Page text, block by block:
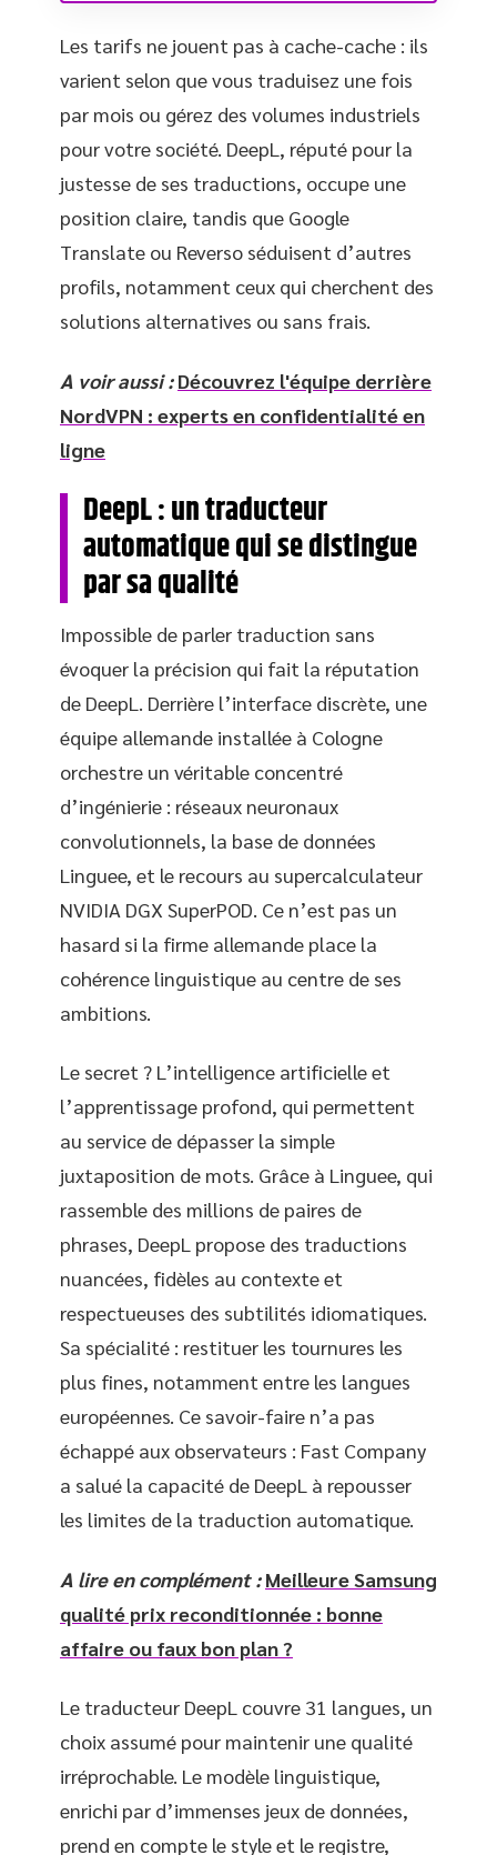
Les tarifs ne jouent pas à cache-cache : ils
varient selon que vous traduisez une fois
par mois ou gérez des volumes industriels
pour votre société. DeepL, réputé pour la
justesse de ses traductions, occupe une
position claire, tandis que Google
Translate ou Reverso séduisent d’autres
profils, notamment ceux qui cherchent des
solutions alternatives ou sans frais.
A voir aussi : Découvrez l'équipe derrière
NordVPN : experts en confidentialité en
ligne
DeepL : un traducteur
automatique qui se distingue
par sa qualité
Impossible de parler traduction sans
évoquer la précision qui fait la réputation
de DeepL. Derrière l’interface discrète, une
équipe allemande installée à Cologne
orchestre un véritable concentré
d’ingénierie : réseaux neuronaux
convolutionnels, la base de données
Linguee, et le recours au supercalculateur
NVIDIA DGX SuperPOD. Ce n’est pas un
hasard si la firme allemande place la
cohérence linguistique au centre de ses
ambitions.
Le secret ? L’intelligence artificielle et
l’apprentissage profond, qui permettent
au service de dépasser la simple
juxtaposition de mots. Grâce à Linguee, qui
rassemble des millions de paires de
phrases, DeepL propose des traductions
nuancées, fidèles au contexte et
respectueuses des subtilités idiomatiques.
Sa spécialité : restituer les tournures les
plus fines, notamment entre les langues
européennes. Ce savoir-faire n’a pas
échappé aux observateurs : Fast Company
a salué la capacité de DeepL à repousser
les limites de la traduction automatique.
A lire en complément : Meilleure Samsung
qualité prix reconditionnée : bonne
affaire ou faux bon plan ?
Le traducteur DeepL couvre 31 langues, un
choix assumé pour maintenir une qualité
irréprochable. Le modèle linguistique,
enrichi par d’immenses jeux de données,
prend en compte le style et le registre,